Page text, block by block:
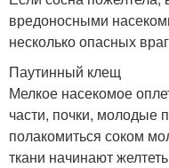
вредоносными
несколько опасных
Паутинный клещ
Мелкое насекомое
части, почки, молодые
полакомиться соком
ткани начинают